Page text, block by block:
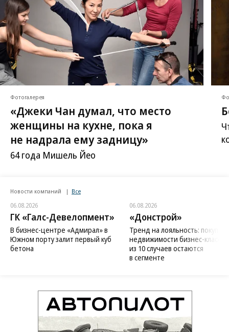
Фотогалерея
«Джеки Чан думал, что место
женщины на кухне, пока я
не надрала ему задницу»
64 года Мишель Йео
Новости компаний Все
06.08.2026
ГК «Галс-Девелопмент»
В бизнес-центре «Адмирал» в
Южном порту залит первый куб
бетона
06.08.2026
«Донстрой»
Тренд на лояльность:
недвижимости бизнес-класса
из 10 случаев остаются
в сегменте